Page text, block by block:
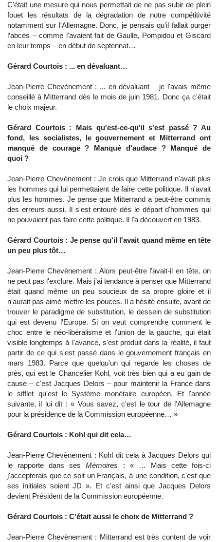
C'était une mesure qui nous permettait de ne pas subir de plein
fouet les résultats de la dégradation de notre compétitivité
notamment sur l'Allemagne. Donc, je pensais qu'il fallait purger
l’abcès – comme l'avaient fait de Gaulle, Pompidou et Giscard
en leur temps – en début de septennat…
Gérard Courtois : ... en dévaluant…
Jean-Pierre Chevènement : ... en dévaluant – je l'avais même
conseillé à Mitterrand dès le mois de juin 1981. Donc ça c'était
le choix majeur.
Gérard Courtois : Mais qu'est-ce-qu'il s'est passé ? Au
fond, les socialistes, le gouvernement et Mitterrand ont
manqué de courage ? Manqué d'audace ? Manqué de
quoi ?
Jean-Pierre Chevènement : Je crois que Mitterrand n'avait plus
les hommes qui lui permettaient de faire cette politique. Il n'avait
plus les hommes. Je pense que Mitterrand a peut-être commis
des erreurs aussi. Il s'est entouré dès le départ d'hommes qui
ne pouvaient pas faire cette politique. Il l'a découvert en 1983.
Gérard Courtois : Je pense qu'il l'avait quand même en tête
un peu plus tôt…
Jean-Pierre Chevènement : Alors peut-être l'avait-il en tête, on
ne peut pas l'exclure. Mais j'ai tendance à penser que Mitterrand
était quand même un peu soucieux de sa propre gloire et il
n'aurait pas aimé mettre les pouces. Il a hésité ensuite, avant de
trouver le paradigme de substitution, le dessein de substitution
qui est devenu l'Europe. Si on veut comprendre comment le
choc entre le néo-libéralisme et l'union de la gauche, qui était
visible longtemps à l'avance, s'est produit dans la réalité, il faut
partir de ce qui s'est passé dans le gouvernement français en
mars 1983. Parce que quelqu'un qui regarde les choses de
près, qui est le Chancelier Kohl, voit très bien qui a eu gain de
cause – c'est Jacques Delors – pour maintenir la France dans
le sifflet qu'est le Système monétaire européen. Et l'année
suivante, il lui dit : « Vous savez, c'est le tour de l'Allemagne
pour la présidence de la Commission européenne… »
Gérard Courtois : Kohl qui dit cela…
Jean-Pierre Chevènement : Kohl dit cela à Jacques Delors qui
le rapporte dans sesMémoires : « … Mais cette fois-ci
j'accepterais que ce soit un Français, à une condition, c'est que
ses initiales soient JD ». Et c'est ainsi que Jacques Delors
devient Président de la Commission européenne.
Gérard Courtois : C'était aussi le choix de Mitterrand ?
Jean-Pierre Chevènement : Mitterrand est très content de voir